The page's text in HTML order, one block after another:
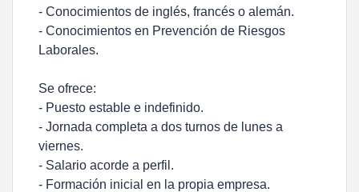
- Conocimientos de inglés, francés o alemán.
- Conocimientos en Prevención de Riesgos
Laborales.
Se ofrece:
- Puesto estable e indefinido.
- Jornada completa a dos turnos de lunes a
viernes.
- Salario acorde a perfil.
- Formación inicial en la propia empresa.